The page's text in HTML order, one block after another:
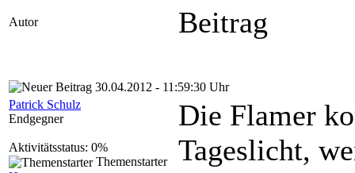
Autor Beitrag
30.04.2012 - 11:59:30 Uhr
Patrick Schulz
Endgegner
Aktivitätsstatus: 0%
Themenstarter
Die Flamer
Tageslicht,